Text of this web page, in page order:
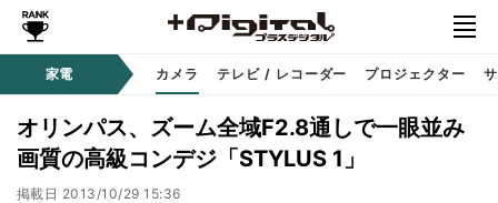
家電 カメラ テレビ / レコーダー プロジェクター
オリンパス、ズーム全域F2.8通しで一眼並み
画質の高級コンデジ「STYLUS 1」
掲載日 2013/10/29 15:36